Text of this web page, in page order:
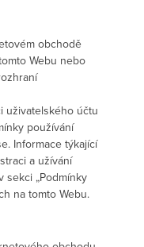
obchodě
Webu nebo
uživatelského účtu
používání
Informace týkající
a užívání
sekci „Podmínky
na tomto Webu.